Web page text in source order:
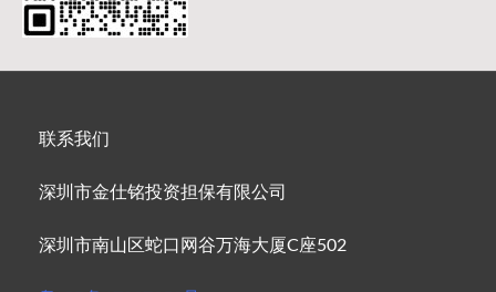
联系我们
深圳市金仕铭投资担保有限公司
深圳市南山区蛇口网谷万海大厦C座502